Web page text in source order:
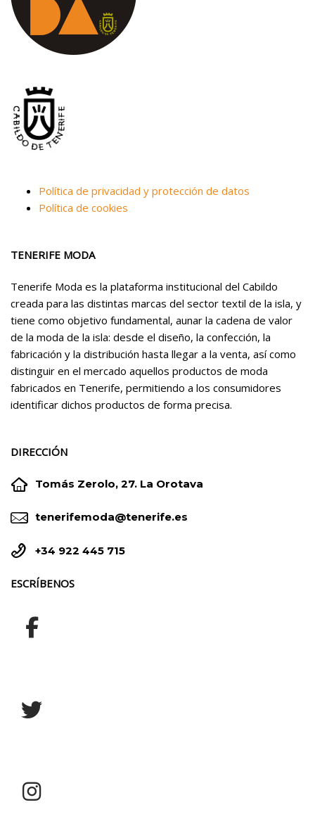
Política de privacidad y protección de datos
Política de cookies
TENERIFE MODA
Tenerife Moda es la plataforma institucional del Cabildo
creada para las distintas marcas del sector textil de la isla, y
tiene como objetivo fundamental, aunar la cadena de valor
de la moda de la isla: desde el diseño, la confección, la
fabricación y la distribución hasta llegar a la venta, así como
distinguir en el mercado aquellos productos de moda
fabricados en Tenerife, permitiendo a los consumidores
identificar dichos productos de forma precisa.
DIRECCIÓN

 Tomás Zerolo, 27. La Orotava

 tenerifemoda@tenerife.es

 +34 922 445 715
ESCRÍBENOS